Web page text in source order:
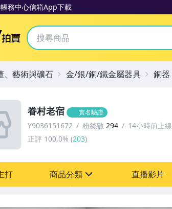
帳務中心信箱App下載
Yahoo拍賣
眷村老宿 實名驗證
Y9036151672 粉絲數 294
14小時前上線
正評 100.0% (203)
打 商品分類 直播影片
、藝術與礦石 金/銀/銅/鐵金屬器具 銅器